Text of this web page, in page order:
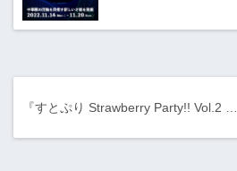
『すとぷり Strawberry Party!! Vol.2 …